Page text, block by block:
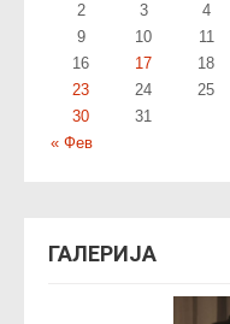
« Фев
2
3 4
9
10 11
16
17 18
23
24 25
30
31
ГАЛЕРИЈА